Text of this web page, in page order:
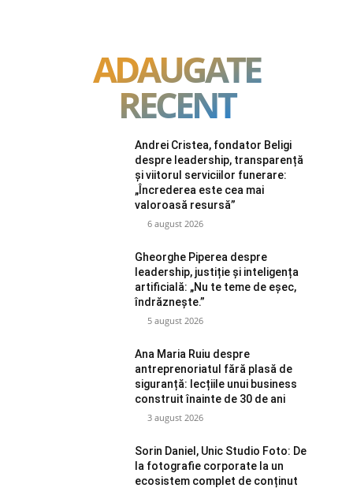
ADAUGATE
RECENT
Andrei Cristea, fondator Beligi
despre leadership, transparență
și viitorul serviciilor funerare:
„Încrederea este cea mai
valoroasă resursă”
6 august 2026
Gheorghe Piperea despre
leadership, justiție și inteligența
artificială: „Nu te teme de eșec,
îndrăznește.”
5 august 2026
Ana Maria Ruiu despre
antreprenoriatul fără plasă de
siguranță: lecțiile unui business
construit înainte de 30 de ani
3 august 2026
Sorin Daniel, Unic Studio Foto: De
la fotografie corporate la un
ecosistem complet de conținut